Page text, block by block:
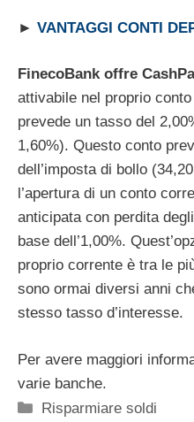
► VANTAGGI CONTI
FinecoBank offre
attivabile nel proprio
prevede un tasso del
1,60%). Questo conto
dell’imposta di bollo
l’apertura di un conto
anticipata con perdita
base dell’1,00%.
proprio corrente è tra le
sono ormai diversi anni
stesso tasso d’interesse.
Per avere maggiori
varie banche.
Categorie
Risparmiare soldi